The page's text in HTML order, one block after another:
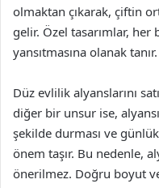
olmaktan çıkarak, çiftin
gelir. Özel tasarımlar, her
yansıtmasına olanak tanır.
Düz evlilik alyanslarını
diğer bir unsur ise,
şekilde durması ve
önem taşır. Bu nedenle,
önerilmez. Doğru boyut